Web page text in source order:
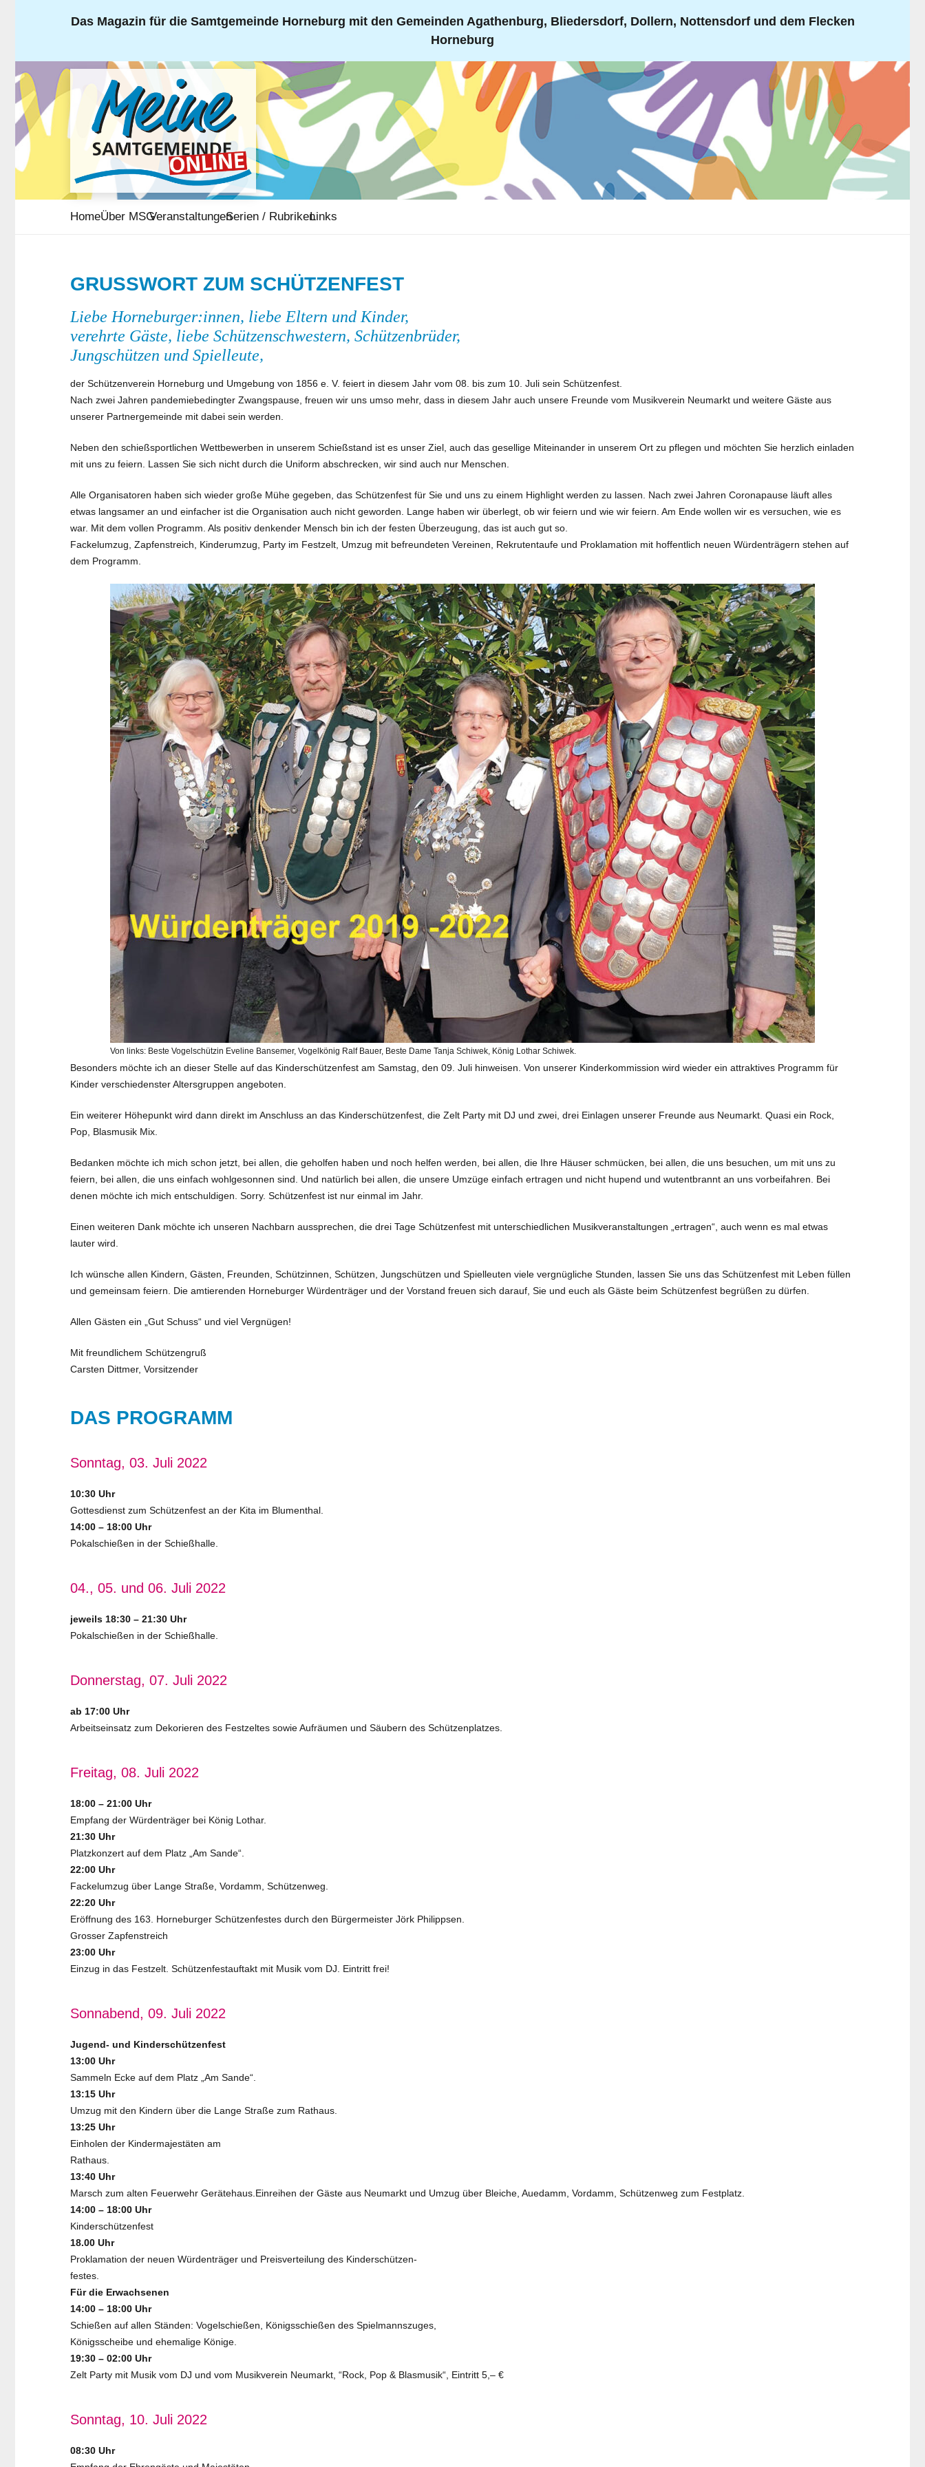
Das Magazin für die Samtgemeinde Horneburg mit den Gemeinden Agathenburg, Bliedersdorf, Dollern, Nottensdorf und dem Flecken
Horneburg
HomeÜber MSGVeranstaltungenSerien / RubrikenLinks
GRUSSWORT ZUM SCHÜTZENFEST
Liebe Horneburger:innen, liebe Eltern und Kinder,
verehrte Gäste, liebe Schützenschwestern, Schützenbrüder,
Jungschützen und Spielleute,
der Schützenverein Horneburg und Umgebung von 1856 e. V. feiert in diesem Jahr vom 08. bis zum 10. Juli sein Schützenfest.
Nach zwei Jahren pandemiebedingter Zwangspause, freuen wir uns umso mehr, dass in diesem Jahr auch unsere Freunde vom Musikverein Neumarkt und weitere Gäste aus
unserer Partnergemeinde mit dabei sein werden.
Neben den schießsportlichen Wettbewerben in unserem Schießstand ist es unser Ziel, auch das gesellige Miteinander in unserem Ort zu pflegen und möchten Sie herzlich einladen
mit uns zu feiern. Lassen Sie sich nicht durch die Uniform abschrecken, wir sind auch nur Menschen.
Alle Organisatoren haben sich wieder große Mühe gegeben, das Schützenfest für Sie und uns zu einem Highlight werden zu lassen. Nach zwei Jahren Coronapause läuft alles
etwas langsamer an und einfacher ist die Organisation auch nicht geworden. Lange haben wir überlegt, ob wir feiern und wie wir feiern. Am Ende wollen wir es versuchen, wie es
war. Mit dem vollen Programm. Als positiv denkender Mensch bin ich der festen Überzeugung, das ist auch gut so.
Fackelumzug, Zapfenstreich, Kinderumzug, Party im Festzelt, Umzug mit befreundeten Vereinen, Rekrutentaufe und Proklamation mit hoffentlich neuen Würdenträgern stehen auf
dem Programm.
Von links: Beste Vogelschützin Eveline Bansemer, Vogelkönig Ralf Bauer, Beste Dame Tanja Schiwek, König Lothar Schiwek.
Besonders möchte ich an dieser Stelle auf das Kinderschützenfest am Samstag, den 09. Juli hinweisen. Von unserer Kinderkommission wird wieder ein attraktives Programm für
Kinder verschiedenster Altersgruppen angeboten.
Ein weiterer Höhepunkt wird dann direkt im Anschluss an das Kinderschützenfest, die Zelt Party mit DJ und zwei, drei Einlagen unserer Freunde aus Neumarkt. Quasi ein Rock,
Pop, Blasmusik Mix.
Bedanken möchte ich mich schon jetzt, bei allen, die geholfen haben und noch helfen werden, bei allen, die Ihre Häuser schmücken, bei allen, die uns besuchen, um mit uns zu
feiern, bei allen, die uns einfach wohlgesonnen sind. Und natürlich bei allen, die unsere Umzüge einfach ertragen und nicht hupend und wutentbrannt an uns vorbeifahren. Bei
denen möchte ich mich entschuldigen. Sorry. Schützenfest ist nur einmal im Jahr.
Einen weiteren Dank möchte ich unseren Nachbarn aussprechen, die drei Tage Schützenfest mit unterschiedlichen Musikveranstaltungen „ertragen“, auch wenn es mal etwas
lauter wird.
Ich wünsche allen Kindern, Gästen, Freunden, Schützinnen, Schützen, Jungschützen und Spielleuten viele vergnügliche Stunden, lassen Sie uns das Schützenfest mit Leben füllen
und gemeinsam feiern. Die amtierenden Horneburger Würdenträger und der Vorstand freuen sich darauf, Sie und euch als Gäste beim Schützenfest begrüßen zu dürfen.
Allen Gästen ein „Gut Schuss“ und viel Vergnügen!
Mit freundlichem Schützengruß
Carsten Dittmer, Vorsitzender
DAS PROGRAMM
Sonntag, 03. Juli 2022
10:30 Uhr
Gottesdienst zum Schützenfest an der Kita im Blumenthal.
14:00 – 18:00 Uhr
Pokalschießen in der Schießhalle.
04., 05. und 06. Juli 2022
jeweils 18:30 – 21:30 Uhr
Pokalschießen in der Schießhalle.
Donnerstag, 07. Juli 2022
ab 17:00 Uhr
Arbeitseinsatz zum Dekorieren des Festzeltes sowie Aufräumen und Säubern des Schützenplatzes.
Freitag, 08. Juli 2022
18:00 – 21:00 Uhr
Empfang der Würdenträger bei König Lothar.
21:30 Uhr
Platzkonzert auf dem Platz „Am Sande“.
22:00 Uhr
Fackelumzug über Lange Straße, Vordamm, Schützenweg.
22:20 Uhr
Eröffnung des 163. Horneburger Schützenfestes durch den Bürgermeister Jörk Philippsen.
Grosser Zapfenstreich
23:00 Uhr
Einzug in das Festzelt. Schützenfestauftakt mit Musik vom DJ. Eintritt frei!
Sonnabend, 09. Juli 2022
Jugend- und Kinderschützenfest
13:00 Uhr
Sammeln Ecke auf dem Platz „Am Sande“.
13:15 Uhr
Umzug mit den Kindern über die Lange Straße zum Rathaus.
13:25 Uhr
Einholen der Kindermajestäten am
Rathaus.
13:40 Uhr
Marsch zum alten Feuerwehr Gerätehaus.Einreihen der Gäste aus Neumarkt und Umzug über Bleiche, Auedamm, Vordamm, Schützenweg zum Festplatz.
14:00 – 18:00 Uhr
Kinderschützenfest
18.00 Uhr
Proklamation der neuen Würdenträger und Preisverteilung des Kinderschützen-
festes.
Für die Erwachsenen
14:00 – 18:00 Uhr
Schießen auf allen Ständen: Vogelschießen, Königsschießen des Spielmannszuges,
Königsscheibe und ehemalige Könige.
19:30 – 02:00 Uhr
Zelt Party mit Musik vom DJ und vom Musikverein Neumarkt, “Rock, Pop & Blasmusik“, Eintritt 5,– €
Sonntag, 10. Juli 2022
08:30 Uhr